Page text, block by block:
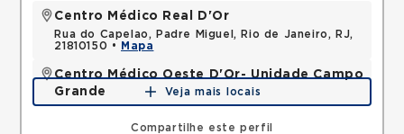
Compartilhe este perfil
Centro Médico Real D'Or
Rua do Capelao, Padre Miguel, Rio de Janeiro, RJ,
21810150 •
Mapa
Centro Médico Oeste D'Or- Unidade Campo
Grande
Rua Olinda Ellis, Campo Grande, Rio de Janeiro, RJ,
Mapa
Veja mais locais